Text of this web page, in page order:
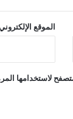
الموقع
لاستخدامها